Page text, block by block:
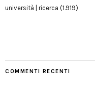
università | ricerca (1.919)
COMMENTI RECENTI